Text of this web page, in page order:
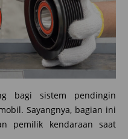
bagi sistem pendingin
Sayangnya, bagian ini
pemilik kendaraan saat